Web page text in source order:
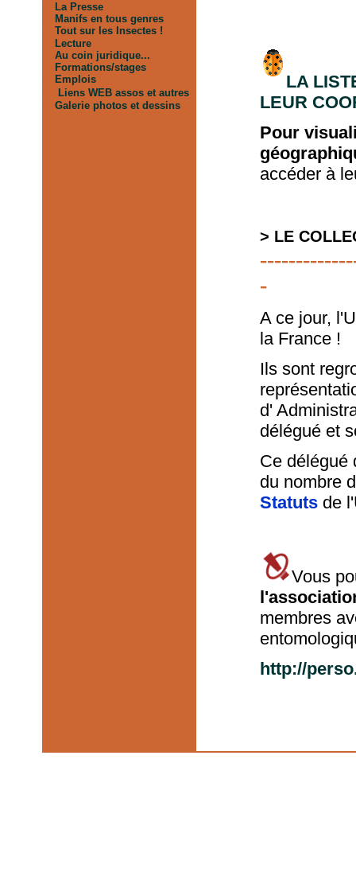
La Presse
Manifs en tous genres
Tout sur les Insectes !
Lecture
Au coin juridique...
Formations/stages
Emplois
Liens WEB assos et autres
Galerie photos et dessins
LA
LEUR
Pour
accéder à
> LE
-
A ce jour,
la France !
Ils sont
d'
délégué et
Ce délégué
du nombre
Statutsde
Vous
membres
http://